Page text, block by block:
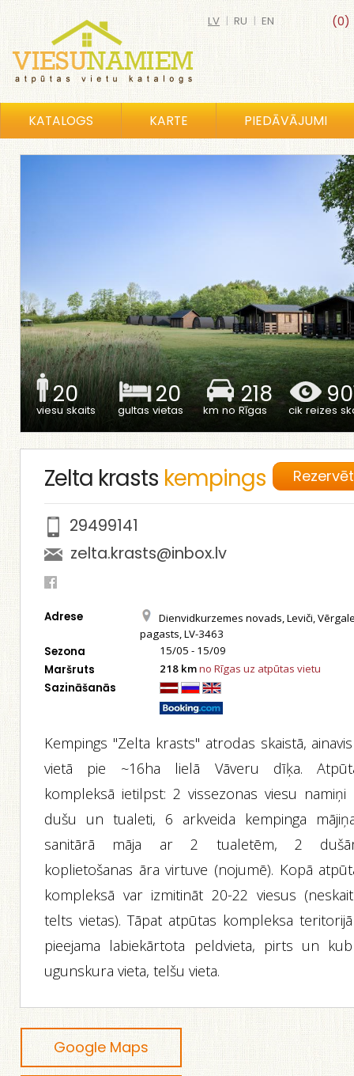
(0)
LV | RU | EN
KATALOGS KARTE PIEDĀVĀJUMI
20
viesu skaits
20
gultas vietas
218
km no Rīgas cik reizes
Zelta krasts kempings Rezervēt
29499141
zelta.krasts@inbox.lv
Adrese
Dienvidkurzemes novads, Leviči,
pagasts, LV-3463
Sezona 15/05 - 15/09
Maršruts 218 kmno Rīgas uz atpūtas vietu
Sazināšanās
Kempings "Zelta krasts" atrodas skaistā,
vietā pie ~16ha lielā Vāveru dīķa.
kompleksā ietilpst: 2 vissezonas viesu namiņi
dušu un tualeti, 6 arkveida kempinga
sanitārā māja ar 2 tualetēm, 2
koplietošanas āra virtuve (nojumē). Kopā
kompleksā var izmitināt 20-22 viesus
telts vietas). Tāpat atpūtas kompleksa
pieejama labiekārtota peldvieta, pirts un
ugunskura vieta, telšu vieta.
Google Maps